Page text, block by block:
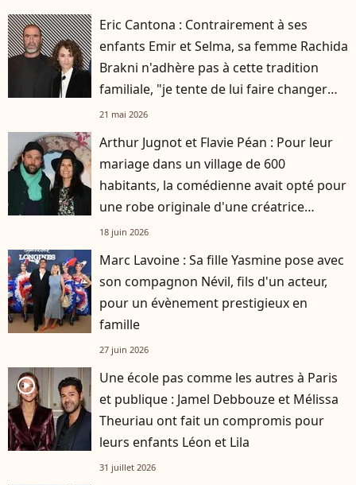
Eric Cantona : Contrairement à ses
enfants Emir et Selma, sa femme Rachida
Brakni n'adhère pas à cette tradition
familiale, "je tente de lui faire changer
d'avis"
21 mai 2026
Arthur Jugnot et Flavie Péan : Pour leur
mariage dans un village de 600
habitants, la comédienne avait opté pour
une robe originale d'une créatrice
française
18 juin 2026
Marc Lavoine : Sa fille Yasmine pose avec
son compagnon Névil, fils d'un acteur,
pour un évènement prestigieux en
famille
27 juin 2026
player2
Une école pas comme les autres à Paris
et publique : Jamel Debbouze et Mélissa
Theuriau ont fait un compromis pour
leurs enfants Léon et Lila
31 juillet 2026